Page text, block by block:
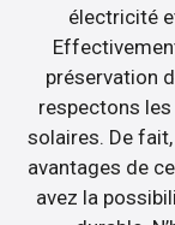
électricité
préservation
respectons
solaires. De
avantages de
avez la